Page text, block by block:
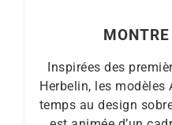
Inspirées des
Herbelin, les modèles
temps au design